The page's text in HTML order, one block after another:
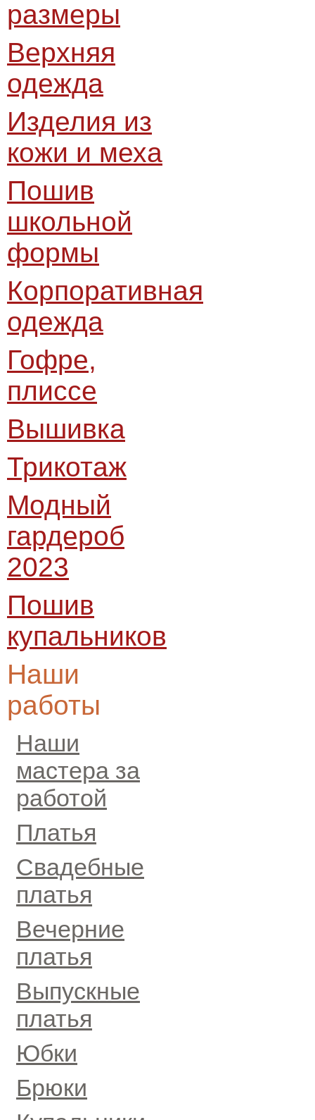
размеры
Верхняя
одежда
Изделия из
кожи и меха
Пошив
школьной
формы
Корпоративная
одежда
Гофре,
плиссе
Вышивка
Трикотаж
Модный
гардероб
2023
Пошив
купальников
Наши
работы
Наши
мастера за
работой
Платья
Свадебные
платья
Вечерние
платья
Выпускные
платья
Юбки
Брюки